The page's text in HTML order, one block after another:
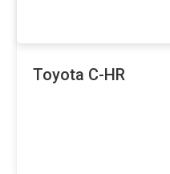
Toyota C-HR